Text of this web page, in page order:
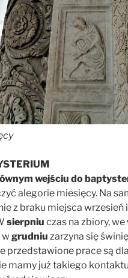
wejściu do
alegorie miesięcy. Na
z braku miejsca wrzesień
sierpniu czas na zbiory, we
w grudniu zarzyna się
przedstawione prace są
mamy już takiego